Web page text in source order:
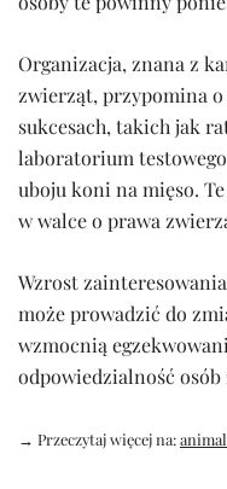
Organizacja, znana z
zwierząt, przypomina
sukcesach, takich jak
laboratorium
uboju koni na mięso.
w walce o prawa
Wzrost
może prowadzić do
wzmocnią
odpowiedzialność
→ Przeczytaj więcej na: